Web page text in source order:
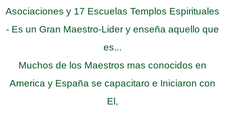
Asociaciones y 17 Escuelas Templos Espirituales
- Es un Gran Maestro-Lider y enseña aquello que
es...
Muchos de los Maestros mas conocidos en
America y España se capacitaro e Iniciaron con
El,